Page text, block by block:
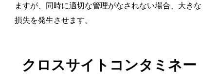
ますが、同時に適切な管理がなされない場合、大きな
損失を発生させます。
クロスサイトコンタミネー